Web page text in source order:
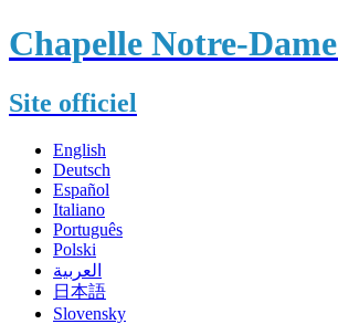
Chapelle Notre-
Site officiel
English
Deutsch
Español
Italiano
Português
Polski
العربية
日本語
Slovensky